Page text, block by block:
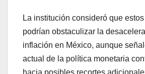
La institución consideró que
podrían obstaculizar la
inflación en México, aunque
actual de la política monetaria
hacia posibles recortes